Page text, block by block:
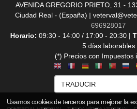
AVENIDA GREGORIO PRIETO, 31 -
Ciudad Real - (España) |
696928017
Horario: 09:30 - 14:00 / 17:00 - 20:30 |
5 días laborables
(*) Precios con Impuestos
Usamos cookies de terceros para mejorar la